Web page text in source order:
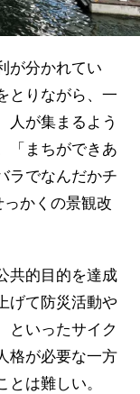
が分かれてい
とりながら、一
人が集まるよう
「まちができあ
ラでなんだかチ
かくの景観改
共的目的を達成
げて防災活動や
といったサイク
格が必要な一方
は難しい。